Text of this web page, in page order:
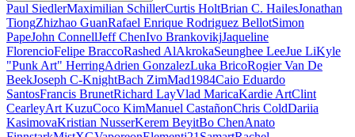
Paul SiedlerMaximilian SchillerCurtis HoltBrian C. HailesJonathan
TiongZhizhao GuanRafael Enrique Rodriguez BellotSimon
PapeJohn ConnellJeff ChenIvo BrankovikjJaqueline
FlorencioFelipe BraccoRashed AlAkrokaSeunghee LeeJue LiKyle
"Punk Art" HerringAdrien GonzalezLuka BricoRogier Van De
BeekJoseph C-KnightBach ZimMad1984Caio Eduardo
SantosFrancis BrunetRichard LayVlad MaricaKardie ArtClint
CearleyArt KuzuCoco KimManuel CastañonChris ColdDariia
KasimovaKristian NusserKerem BeyitBo ChenAnato